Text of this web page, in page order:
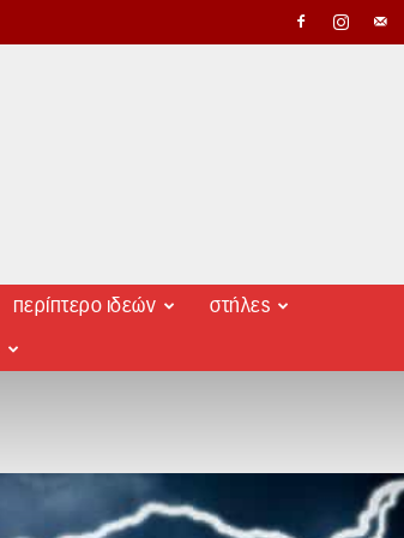
περίπτερο ιδεών στήλες